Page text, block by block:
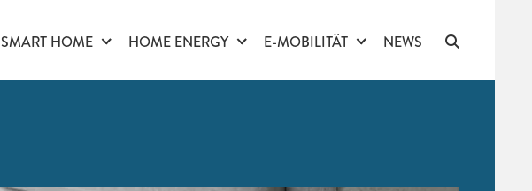
SMART HOME HOME ENERGY E-MOBILITÄT NEWS